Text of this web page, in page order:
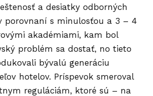
a desiatky odborných
porovnaní s minulosťou a 3 – 4
akadémiami, kam bol
problém sa dostať, no tieto
bývalú generáciu
hotelov. Príspevok smeroval
reguláciám, ktoré sú – na